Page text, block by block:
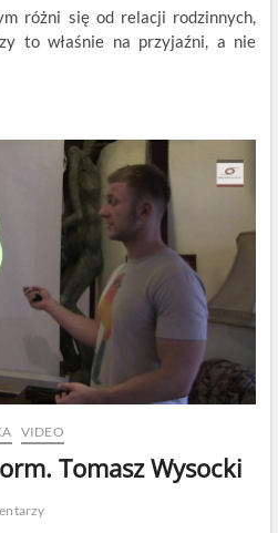
różni się od relacji rodzinnych,
to właśnie na przyjaźni, a nie
VIDEO
Tomasz Wysocki